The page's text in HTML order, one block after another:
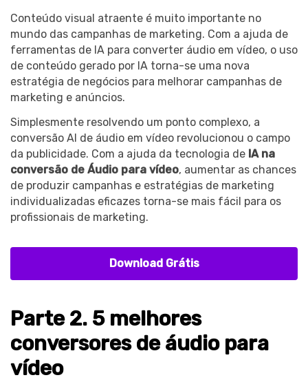
Conteúdo visual atraente é muito importante no
mundo das campanhas de marketing. Com a ajuda de
ferramentas de IA para converter áudio em vídeo, o uso
de conteúdo gerado por IA torna-se uma nova
estratégia de negócios para melhorar campanhas de
marketing e anúncios.
Simplesmente resolvendo um ponto complexo, a
conversão AI de áudio em vídeo revolucionou o campo
da publicidade. Com a ajuda da tecnologia de IA na
conversão de Áudio para vídeo, aumentar as chances
de produzir campanhas e estratégias de marketing
individualizadas eficazes torna-se mais fácil para os
profissionais de marketing.
Download Grátis
Parte 2. 5 melhores
conversores de áudio para
vídeo